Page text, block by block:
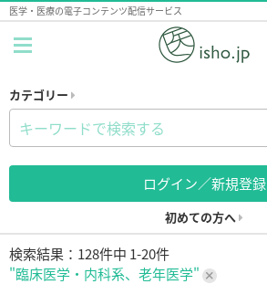
医学・医療の電子コンテンツ配信サービス
カテゴリー
ログイン／新規登録
初めての方へ
検索結果：128件中 1-20件
"臨床医学・内科系、老年医学"